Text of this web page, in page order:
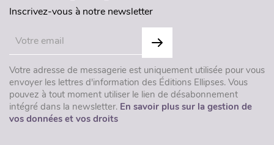
Inscrivez-vous à notre newsletter
Votre adresse de messagerie est uniquement utilisée pour vous
envoyer les lettres d'information des Éditions Ellipses. Vous
pouvez à tout moment utiliser le lien de désabonnement
intégré dans la newsletter. En savoir plus sur la gestion de
vos données et vos droits